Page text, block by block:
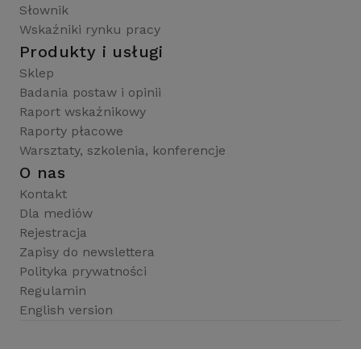
Słownik
Wskaźniki rynku pracy
Produkty i usługi
Sklep
Badania postaw i opinii
Raport wskaźnikowy
Raporty płacowe
Warsztaty, szkolenia, konferencje
O nas
Kontakt
Dla mediów
Rejestracja
Zapisy do newslettera
Polityka prywatności
Regulamin
English version